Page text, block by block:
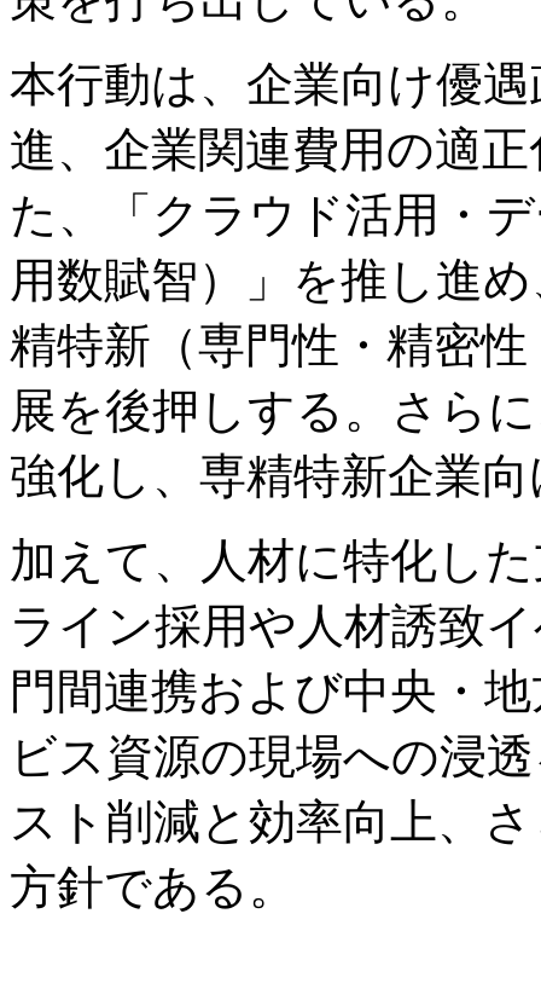
本行動は、企業向け優
進、企業関連費用の適
た、「クラウド活用・
用数賦智）」を推し進
精特新（専門性・精密
展を後押しする。さら
強化し、専精特新企業
加えて、人材に特化し
ライン採用や人材誘致
門間連携および中央・
ビス資源の現場への浸
スト削減と効率向上、
方針である。